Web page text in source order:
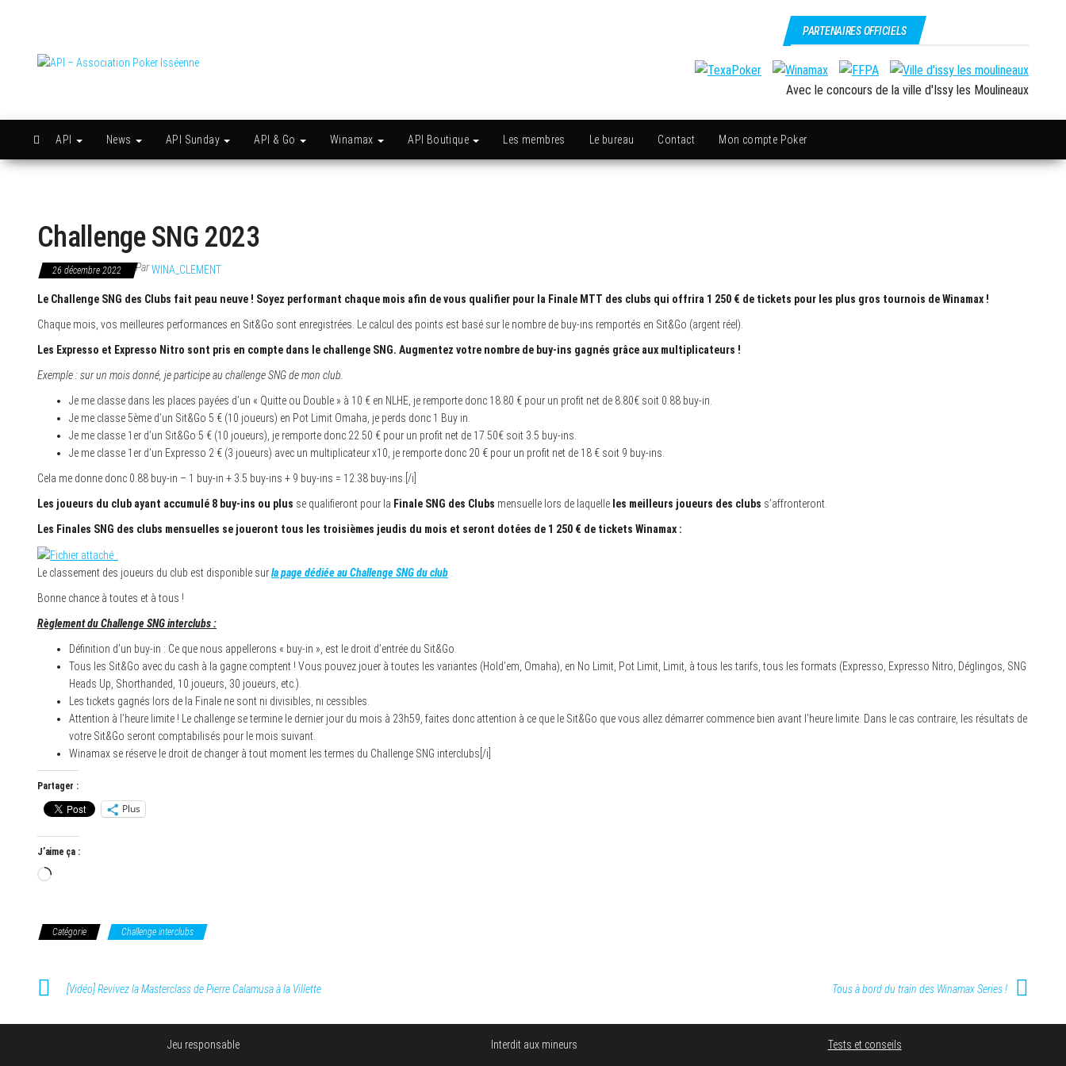
Poker
Isséenne
PARTENAIRES OFFICIELS
Avec le concours de la ville d'Issy les Moulineaux
API News API Sunday API & Go Winamax API Boutique Les membres Le bureau Contact Mon compte Poker
Challenge SNG 2023
26 décembre 2022 ParWINA_CLEMENT
Le Challenge SNG des Clubs fait peau neuve ! Soyez performant chaque mois afin de vous qualifier pour la Finale MTT des clubs qui offrira 1 250 € de tickets pour les plus gros tournois de Winamax !
Chaque mois, vos meilleures performances en Sit&Go sont enregistrées. Le calcul des points est basé sur le nombre de buy-ins remportés en Sit&Go (argent réel).
Les Expresso et Expresso Nitro sont pris en compte dans le challenge SNG. Augmentez votre nombre de buy-ins gagnés grâce aux multiplicateurs !
Exemple : sur un mois donné, je participe au challenge SNG de mon club.
Je me classe dans les places payées d’un « Quitte ou Double » à 10 € en NLHE, je remporte donc 18.80 € pour un profit net de 8.80€ soit 0.88 buy-in.
Je me classe 5ème d’un Sit&Go 5 € (10 joueurs) en Pot Limit Omaha, je perds donc 1 Buy in.
Je me classe 1er d’un Sit&Go 5 € (10 joueurs), je remporte donc 22.50 € pour un profit net de 17.50€ soit 3.5 buy-ins.
Je me classe 1er d’un Expresso 2 € (3 joueurs) avec un multiplicateur x10, je remporte donc 20 € pour un profit net de 18 € soit 9 buy-ins.
Cela me donne donc 0.88 buy-in – 1 buy-in + 3.5 buy-ins + 9 buy-ins = 12.38 buy-ins.[/i]
Les joueurs du club ayant accumulé 8 buy-ins ou plus se qualifieront pour la Finale SNG des Clubs mensuelle lors de laquelle les meilleurs joueurs des clubs s’affronteront.
Les Finales SNG des clubs mensuelles se joueront tous les troisièmes jeudis du mois et seront dotées de 1 250 € de tickets Winamax :
Le classement des joueurs du club est disponible surla page dédiée au Challenge SNG du club
Bonne chance à toutes et à tous !
Règlement du Challenge SNG interclubs :
Définition d’un buy-in : Ce que nous appellerons « buy-in », est le droit d’entrée du Sit&Go.
Tous les Sit&Go avec du cash à la gagne comptent ! Vous pouvez jouer à toutes les variantes (Hold’em, Omaha), en No Limit, Pot Limit, Limit, à tous les tarifs, tous les formats (Expresso, Expresso Nitro, Déglingos, SNG
Heads Up, Shorthanded, 10 joueurs, 30 joueurs, etc.).
Les tickets gagnés lors de la Finale ne sont ni divisibles, ni cessibles.
Attention à l’heure limite ! Le challenge se termine le dernier jour du mois à 23h59, faites donc attention à ce que le Sit&Go que vous allez démarrer commence bien avant l’heure limite. Dans le cas contraire, les résultats de
votre Sit&Go seront comptabilisés pour le mois suivant.
Winamax se réserve le droit de changer à tout moment les termes du Challenge SNG interclubs[/i]
Partager :
Plus
J’aime ça :
Chargement…
Catégorie Challenge interclubs
[Vidéo] Revivez la Masterclass de Pierre Calamusa à la Villette Tous à bord du train des Winamax Series !
Jeu responsable Interdit aux mineurs Tests et conseils